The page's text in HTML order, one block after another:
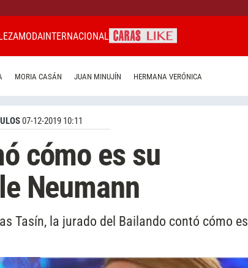
MODAINTERNACIONAL
MORIA CASÁN JUAN MINUJÍN HERMANA VERÓNICA
07-12-2019 10:11
cómo es su
Neumann
Tasín, la jurado del Bailando contó cómo es